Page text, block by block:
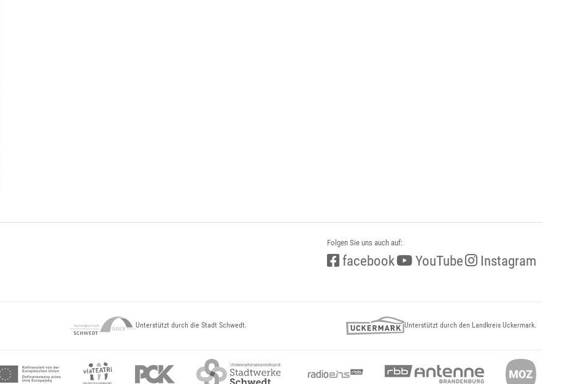
Folgen Sie uns auch auf:
facebook YouTube Instagram
Unterstützt durch die Stadt Schwedt. Unterstützt durch den Landkreis Uckermark.